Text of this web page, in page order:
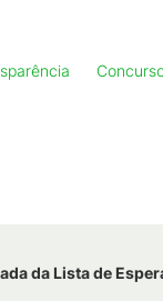
da Lista de